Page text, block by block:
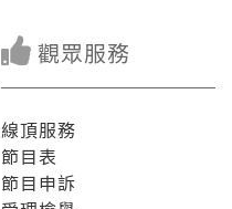
觀眾服務
線頂服務
節目表
節目申訴